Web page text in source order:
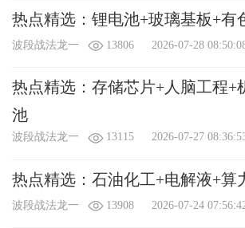
热点精选：锂电池+玻璃基板+有
波段战法龙一 13806 2026-07-28
热点精选：存储芯片+人脑工程+
池
波段战法龙一 13115 2026-07-27
热点精选：石油化工+电解液+算
波段战法龙一 13908 2026-07-24